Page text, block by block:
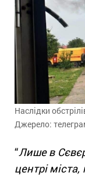
Наслідки
Джерело:
“Лише в
центрі